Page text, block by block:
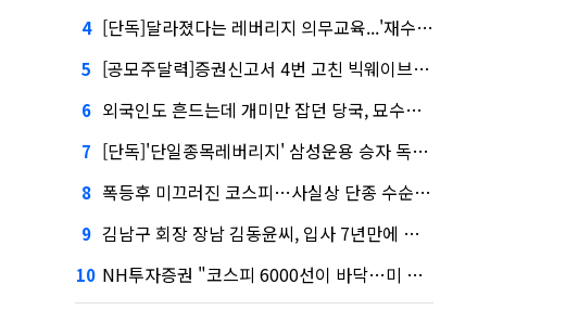
4 [단독]달라졌다는 레버리지 의무교육...'재수강 건너뛰기' 허점
5 [공모주달력]증권신고서 4번 고친 빅웨이브로보틱스, 수요예측
6 외국인도 흔드는데 개미만 잡던 당국, 묘수는 과다호가부담금?
7 [단독]'단일종목레버리지' 삼성운용 승자 독식...운용수익 미래에셋의 6배
8 폭등후 미끄러진 코스피…사실상 단종 수순 밟는 '단종레'
9 김남구 회장 장남 김동윤씨, 입사 7년만에 한투증권 임원 승진
10 NH투자증권 "코스피 6000선이 바닥…미 금리 안정 후 추가 회복"